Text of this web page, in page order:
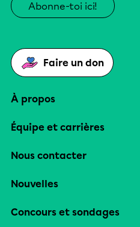
Abonne-toi ici!
Faire un don
À propos
Équipe et carrières
Nous contacter
Nouvelles
Concours et sondages